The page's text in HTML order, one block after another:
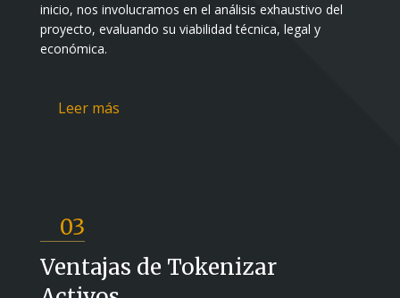
inicio, nos involucramos en el análisis exhaustivo del
proyecto, evaluando su viabilidad técnica, legal y
económica.
Leer más
03
Ventajas de Tokenizar